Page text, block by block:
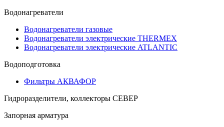
Водонагреватели
Водонагреватели газовые
Водонагреватели электрические THERMEX
Водонагреватели электрические ATLANTIC
Водоподготовка
Фильтры АКВАФОР
Гидроразделители, коллекторы СЕВЕР
Запорная арматура